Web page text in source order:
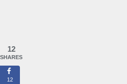
12
SHARES
12